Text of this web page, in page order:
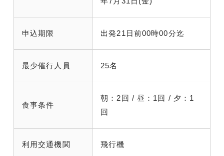
申込期限 出発21日前00時00分迄
最少催行人員 25名
食事条件
朝：2回 / 昼：1回 / 夕：1
回
利用交通機関 飛行機